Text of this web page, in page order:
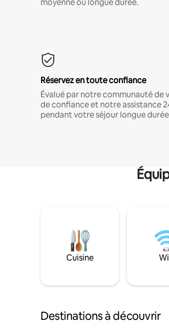
moyenne ou longue durée.
Réservez en toute confiance
Évalué par notre communauté de
de confiance et notre assistance
pendant votre séjour longue
Cuisine
Destinations à découvrir